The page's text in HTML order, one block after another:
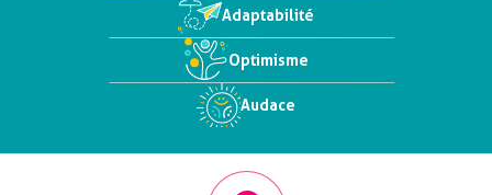
Adaptabilité
Optimisme
Audace